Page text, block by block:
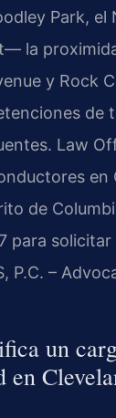
Park, el
la
y Rock
de
Law
en
de
para
P.C. –
un
en